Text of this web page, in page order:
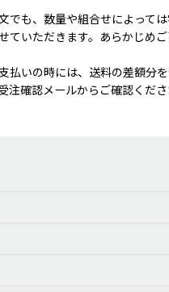
も、数量や組合せによっては
いただきます。あらかじめご
いの時には、送料の差額分
確認メールからご確認くださ